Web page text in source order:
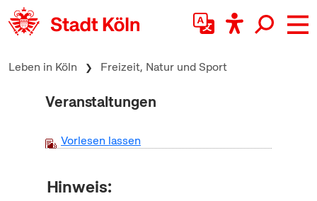
zum Inhalt springen
Leben in Köln Freizeit, Natur und Sport
Veranstaltungen
Vorlesen lassen
Hinweis: